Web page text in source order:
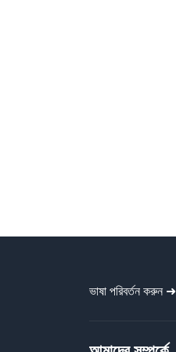
ভাষা পরিবর্তন করুন ➜